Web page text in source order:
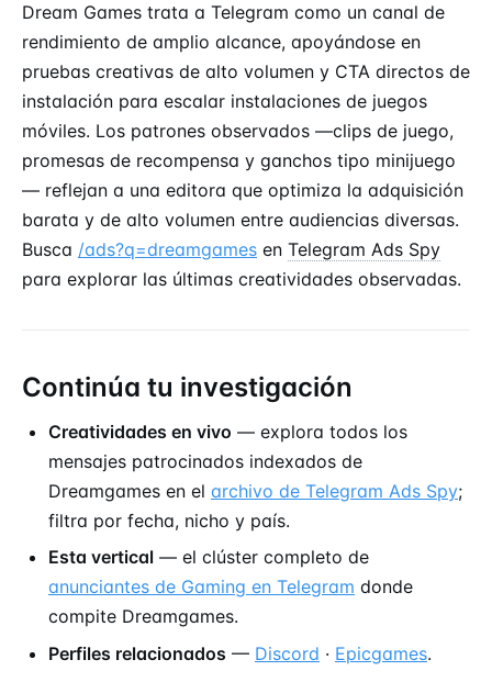
Dream Games trata a Telegram como un canal de
rendimiento de amplio alcance, apoyándose en
pruebas creativas de alto volumen y CTA directos de
instalación para escalar instalaciones de juegos
móviles. Los patrones observados —clips de juego,
promesas de recompensa y ganchos tipo minijuego
— reflejan a una editora que optimiza la adquisición
barata y de alto volumen entre audiencias diversas.
Busca /ads?q=dreamgames en Telegram Ads Spy
para explorar las últimas creatividades observadas.
Continúa tu investigación
Creatividades en vivo — explora todos los
mensajes patrocinados indexados de
Dreamgames en el archivo de Telegram Ads Spy;
filtra por fecha, nicho y país.
Esta vertical — el clúster completo de
anunciantes de Gaming en Telegram donde
compite Dreamgames.
Perfiles relacionados — Discord · Epicgames.